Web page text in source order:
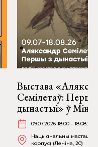
Выстава
Семілетаў:
дынастыі» ў
09.07.2026 18:00 -
Нацыянальны мастацкі
корпус) (Леніна, 20)